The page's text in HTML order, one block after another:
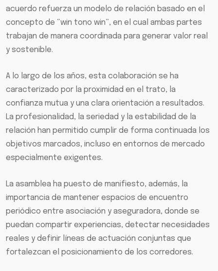
acuerdo refuerza un modelo de relación basado en el
concepto de “win tono win”, en el cual ambas partes
trabajan de manera coordinada para generar valor real
y sostenible.
A lo largo de los años, esta colaboración se ha
caracterizado por la proximidad en el trato, la
confianza mutua y una clara orientación a resultados.
La profesionalidad, la seriedad y la estabilidad de la
relación han permitido cumplir de forma continuada los
objetivos marcados, incluso en entornos de mercado
especialmente exigentes.
La asamblea ha puesto de manifiesto, además, la
importancia de mantener espacios de encuentro
periódico entre asociación y aseguradora, donde se
puedan compartir experiencias, detectar necesidades
reales y definir líneas de actuación conjuntas que
fortalezcan el posicionamiento de los corredores.